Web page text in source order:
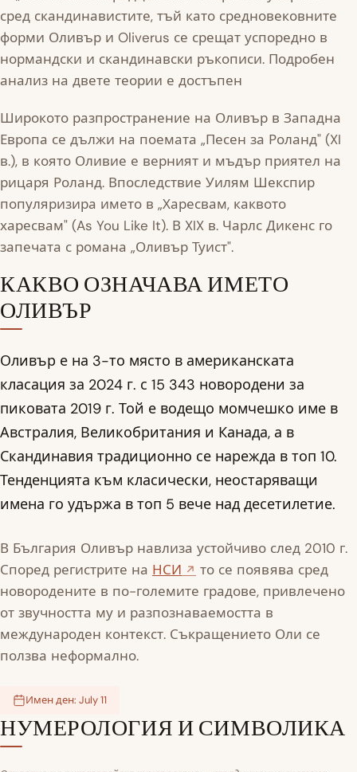
сред скандинавистите, тъй като средновековните
форми Оливър и Oliverus се срещат успоредно в
нормандски и скандинавски ръкописи. Подробен
анализ на двете теории е достъпен
Широкото разпространение на Оливър в Западна
Европа се дължи на поемата „Песен за Роланд" (XI
в.), в която Оливие е верният и мъдър приятел на
рицаря Роланд. Впоследствие Уилям Шекспир
популяризира името в „Харесвам, каквото
харесвам" (As You Like It). В XIX в. Чарлс Дикенс го
запечата с романа „Оливър Туист".
КАКВО ОЗНАЧАВА ИМЕТО
ОЛИВЪР
Оливър е на 3-то място в американската
класация за 2024 г. с 15 343 новородени за
пиковата 2019 г. Той е водещо момчешко име в
Австралия, Великобритания и Канада, а в
Скандинавия традиционно се нарежда в топ 10.
Тенденцията към класически, неостаряващи
имена го удържа в топ 5 вече над десетилетие.
В България Оливър навлиза устойчиво след 2010 г.
Според регистрите на НСИ
то се появява сред
новородените в по-големите градове, привлечено
от звучността му и разпознаваемостта в
международен контекст. Съкращението Оли се
ползва неформално.
Имен ден: July 11
НУМЕРОЛОГИЯ И СИМВОЛИКА